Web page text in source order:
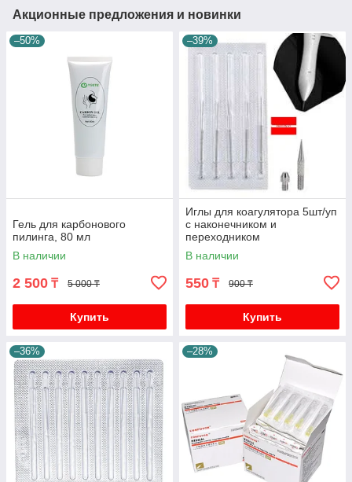
Акционные предложения и новинки
–50%
Гель для карбонового
пилинга, 80 мл
В наличии
2 500 ₸ 5 000 ₸
Купить
–39%
Иглы для коагулятора 5шт/уп
с наконечником и
переходником
В наличии
550 ₸ 900 ₸
Купить
–36% –28%